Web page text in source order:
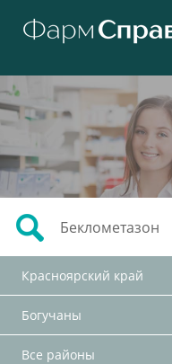
Красноярский край
Богучаны
Все районы